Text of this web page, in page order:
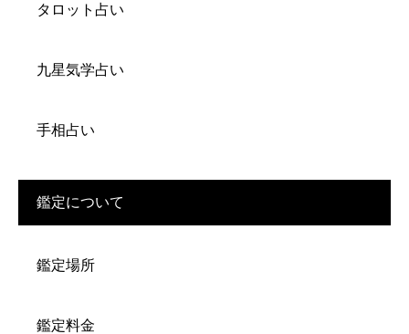
タロット占い
九星気学占い
手相占い
鑑定について
鑑定場所
鑑定料金